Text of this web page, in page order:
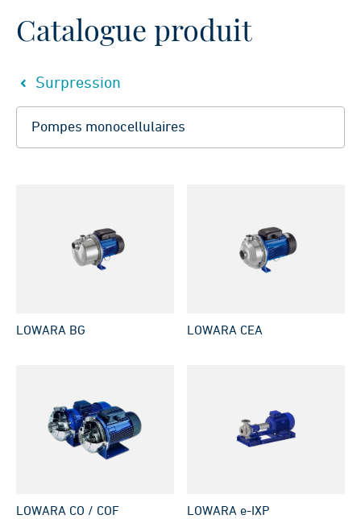
Catalogue produit
Surpression
LOWARA BG LOWARA CEA
LOWARA CO / COF LOWARA e-IXP